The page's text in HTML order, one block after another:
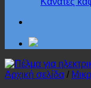
Αρχική σελίδα /